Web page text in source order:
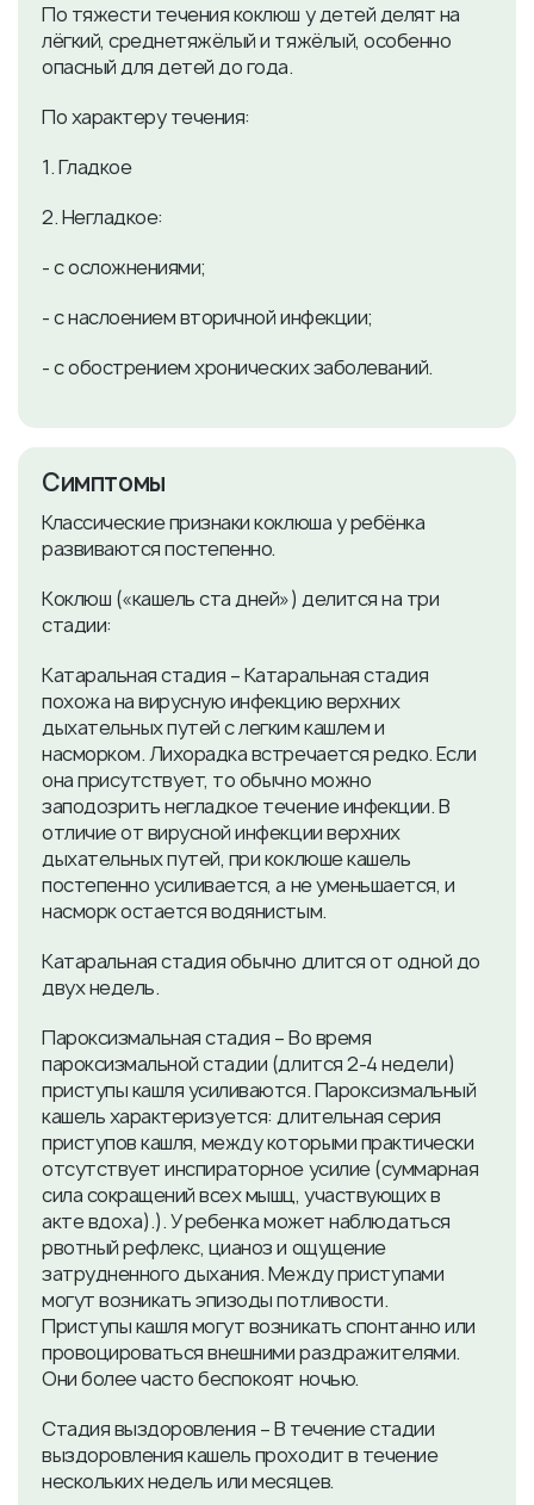
По тяжести течения коклюш у детей делят на
лёгкий, среднетяжёлый и тяжёлый, особенно
опасный для детей до года.
По характеру течения:
1. Гладкое
2. Негладкое:
- с осложнениями;
- с наслоением вторичной инфекции;
- с обострением хронических заболеваний.
Симптомы
Классические признаки коклюша у ребёнка
развиваются постепенно.
Коклюш («кашель ста дней») делится на три
стадии:
Катаральная стадия – Катаральная стадия
похожа на вирусную инфекцию верхних
дыхательных путей с легким кашлем и
насморком. Лихорадка встречается редко. Если
она присутствует, то обычно можно
заподозрить негладкое течение инфекции. В
отличие от вирусной инфекции верхних
дыхательных путей, при коклюше кашель
постепенно усиливается, а не уменьшается, и
насморк остается водянистым.
Катаральная стадия обычно длится от одной до
двух недель.
Пароксизмальная стадия – Во время
пароксизмальной стадии (длится 2-4 недели)
приступы кашля усиливаются. Пароксизмальный
кашель характеризуется: длительная серия
приступов кашля, между которыми практически
отсутствует инспираторное усилие (суммарная
сила сокращений всех мышц, участвующих в
акте вдоха).). У ребенка может наблюдаться
рвотный рефлекс, цианоз и ощущение
затрудненного дыхания. Между приступами
могут возникать эпизоды потливости.
Приступы кашля могут возникать спонтанно или
провоцироваться внешними раздражителями.
Они более часто беспокоят ночью.
Стадия выздоровления – В течение стадии
выздоровления кашель проходит в течение
нескольких недель или месяцев.